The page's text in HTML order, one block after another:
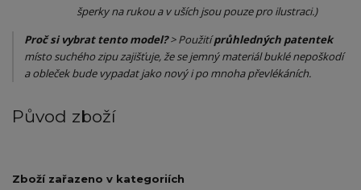
šperky na rukou a v uších jsou pouze pro ilustraci.)
Proč si vybrat tento model?> Použitíprůhledných patentek
místo suchého zipu zajišťuje, že se jemný materiál buklé nepoškodí
a obleček bude vypadat jako nový i po mnoha převlékáních.
Původ zboží
Zboží zařazeno v kategoriích